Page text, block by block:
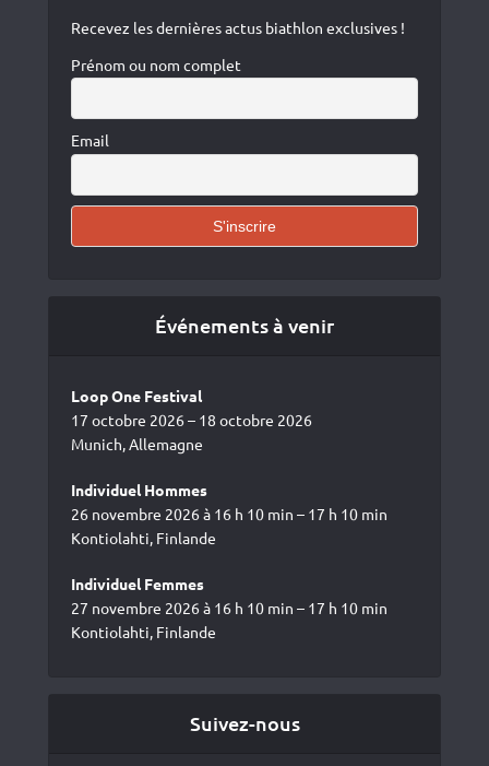
Recevez les dernières actus biathlon exclusives !
Prénom ou nom complet
Email
Événements à venir
Loop One Festival
17 octobre 2026 – 18 octobre 2026
Munich, Allemagne
Individuel Hommes
26 novembre 2026 à 16 h 10 min – 17 h 10 min
Kontiolahti, Finlande
Individuel Femmes
27 novembre 2026 à 16 h 10 min – 17 h 10 min
Kontiolahti, Finlande
Suivez-nous